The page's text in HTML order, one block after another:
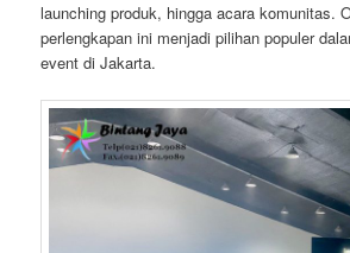
launching produk, hingga acara komunitas.
perlengkapan ini menjadi pilihan populer
event di Jakarta.